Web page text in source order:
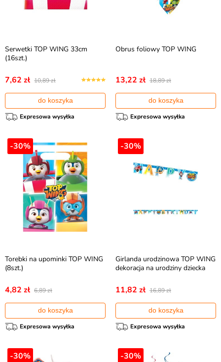
Serwetki TOP WING 33cm
(16szt.)
7,62 zł 10,89 zł
do koszyka
Expresowa wysyłka
Obrus foliowy TOP WING
13,22 zł 18,89 zł
do koszyka
Expresowa wysyłka
-30%
Torebki na upominki TOP WING
(8szt.)
4,82 zł 6,89 zł
do koszyka
Expresowa wysyłka
-30%
Girlanda urodzinowa TOP WING
dekoracja na urodziny dziecka
11,82 zł 16,89 zł
do koszyka
Expresowa wysyłka
-30% -30%